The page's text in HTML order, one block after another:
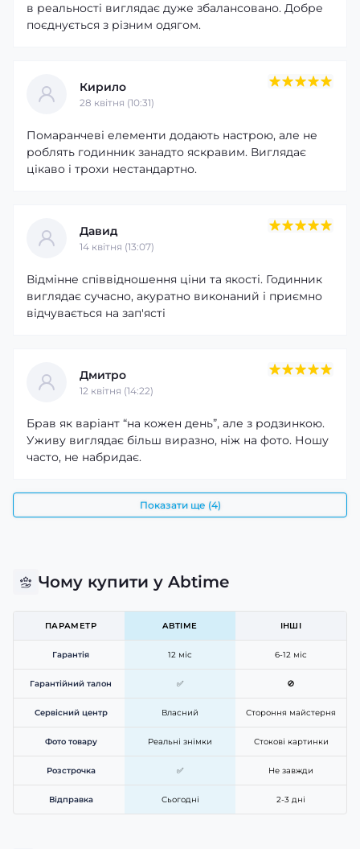
в реальності виглядає дуже збалансовано. Добре
поєднується з різним одягом.
Кирило
28 квітня (10:31)
Помаранчеві елементи додають настрою, але не
роблять годинник занадто яскравим. Виглядає
цікаво і трохи нестандартно.
Давид
14 квітня (13:07)
Відмінне співвідношення ціни та якості. Годинник
виглядає сучасно, акуратно виконаний і приємно
відчувається на зап'ясті
Дмитро
12 квітня (14:22)
Брав як варіант “на кожен день”, але з родзинкою.
Уживу виглядає більш виразно, ніж на фото. Ношу
часто, не набридає.
Показати ще (4)
Чому купити у Abtime
ПАРАМЕТР ABTIME ІНШІ
Гарантія 12 міс 6-12 міс
Гарантійний талон ✅ 🚫
Сервісний центр Власний Стороння майстерня
Фото товару Реальні знімки Стокові картинки
Розстрочка ✅ Не завжди
Відправка Сьогодні 2-3 дні